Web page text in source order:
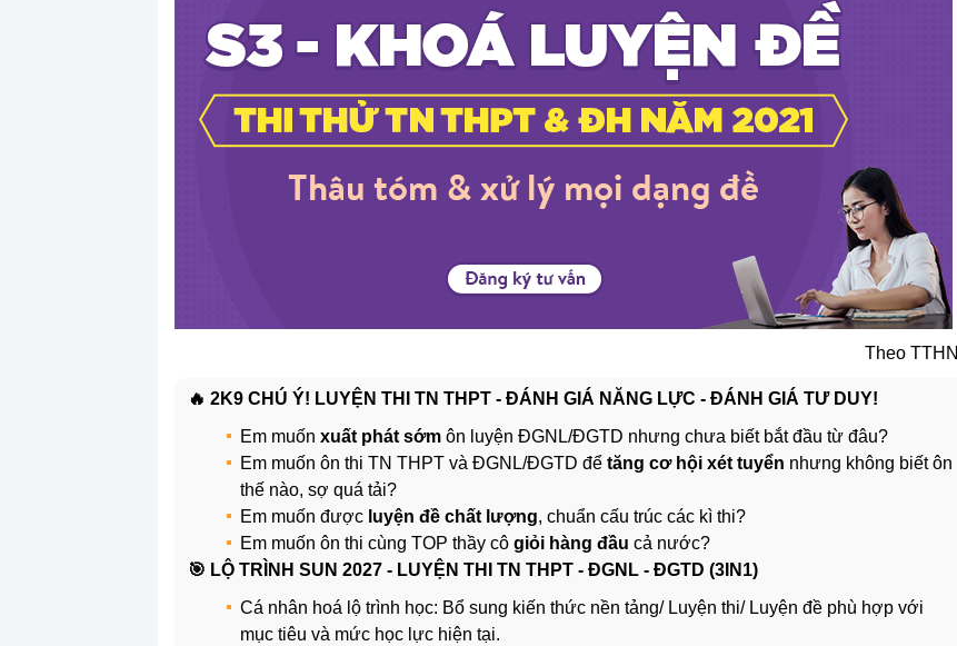
Theo TTHN
🔥 2K9 CHÚ Ý! LUYỆN THI TN THPT - ĐÁNH GIÁ NĂNG LỰC - ĐÁNH GIÁ TƯ DUY!
Em muốn xuất phát sớm ôn luyện ĐGNL/ĐGTD nhưng chưa biết bắt đầu từ đâu?
Em muốn ôn thi TN THPT và ĐGNL/ĐGTD để tăng cơ hội xét tuyển nhưng không biết ôn
thế nào, sợ quá tải?
Em muốn được luyện đề chất lượng, chuẩn cấu trúc các kì thi?
Em muốn ôn thi cùng TOP thầy cô giỏi hàng đầu cả nước?
️🎯 LỘ TRÌNH SUN 2027 - LUYỆN THI TN THPT - ĐGNL - ĐGTD (3IN1)
Cá nhân hoá lộ trình học: Bổ sung kiến thức nền tảng/ Luyện thi/ Luyện đề phù hợp với
mục tiêu và mức học lực hiện tại.